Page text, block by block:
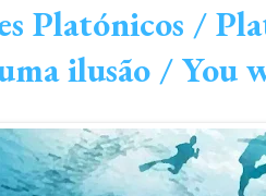
Platónicos /
ilusão / You